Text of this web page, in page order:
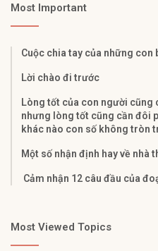
Most Important
Cuộc chia tay của những con
Lời chào đi trước
Lòng tốt của con người cũng
nhưng lòng tốt cũng cần đôi
khác nào con số không tròn
Một số nhận định hay về nhà
Cảm nhận 12 câu đầu của
Most Viewed Topics